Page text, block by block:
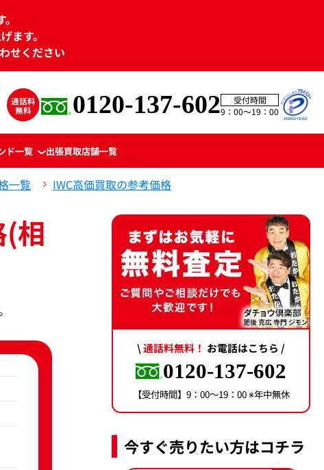
ます。
せください
0120-137-602
受付時間
9：00〜19：00
ド一覧 出張買取店舗一覧
一覧
IWC高価買取の参考価格
相
\通話料無料！ お電話はこちら /
0120-137-602
【受付時間】9：00〜19：00 ※年中無休
今すぐ売りたい方はコチラ